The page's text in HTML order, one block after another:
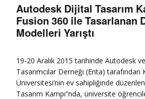
Autodesk Dijital Tasarım
Fusion 360 ile Tasarlanan
Modelleri Yarıştı
19-20 Aralık 2015 tarihinde Autodesk
Tasarımcılar Derneği (Enta) tarafından
Üniversitesi’nin ev sahipliğinde
Tasarım Kampı”nda, üniversite